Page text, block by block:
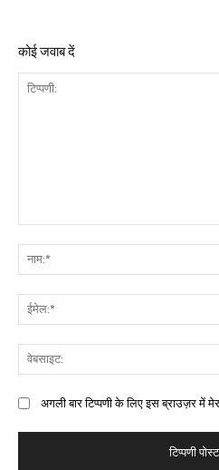
कोई जवाब दें
अगली बार टिप्पणी के लिए इस ब्राउज़र में